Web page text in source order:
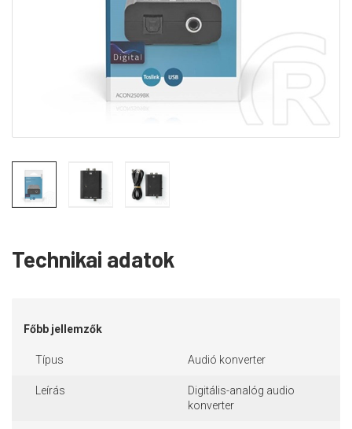
Technikai adatok
Főbb jellemzők
Típus Audió konverter
Leírás
Digitális-analóg audio
konverter